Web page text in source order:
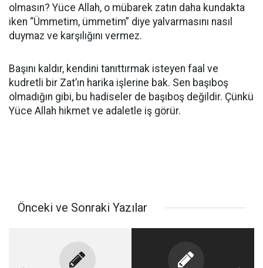
olmasın? Yüce Allah, o mübarek zatın daha kundakta
iken “Ümmetim, ümmetim” diye yalvarmasını nasıl
duymaz ve karşılığını vermez.
Başını kaldır, kendini tanıttırmak isteyen faal ve
kudretli bir Zat’ın harika işlerine bak. Sen başıboş
olmadığın gibi, bu hadiseler de başıboş değildir. Çünkü
Yüce Allah hikmet ve adaletle iş görür.
Önceki ve Sonraki Yazılar